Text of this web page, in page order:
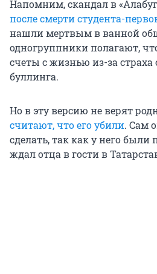
Напомним, скандал в
после смерти студента-
нашли мертвым в ванной
одногруппники полагают,
счеты с жизнью из-за
буллинга.
Но в эту версию не верят
считают, что его убили. Сам
сделать, так как у него
ждал отца в гости в